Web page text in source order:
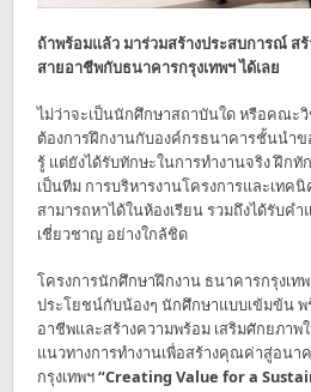
ถ้าพร้อมแล้ว มาร่วมสร้างประสบการณ์ ส
สายอาชีพกับธนาคารกรุงเทพฯ ได้เลย
ไม่ว่าจะเป็นนักศึกษาสถาบันใด หรือคณะ
ต้องการฝึกงานกับองค์กรธนาคารชั้นนำข
รู้ แต่ยังได้รับทักษะในการทำงานจริง ฝึกทั
เป็นทีม การบริหารงานโครงการและเทค
สามารถหาได้ในห้องเรียน รวมถึงได้รับค
เชี่ยวชาญ อย่างใกล้ชิด
โครงการนักศึกษาฝึกงาน ธนาคารกรุงเท
ประโยชน์กับน้องๆ นักศึกษาแบบเข้มข้น พ
อาชีพและสร้างความพร้อม เสริมศักยภาพ
แนวทางการทำงานเพื่อสร้างคุณค่าสู่อน
กรุงเทพฯ“Creating Value for a